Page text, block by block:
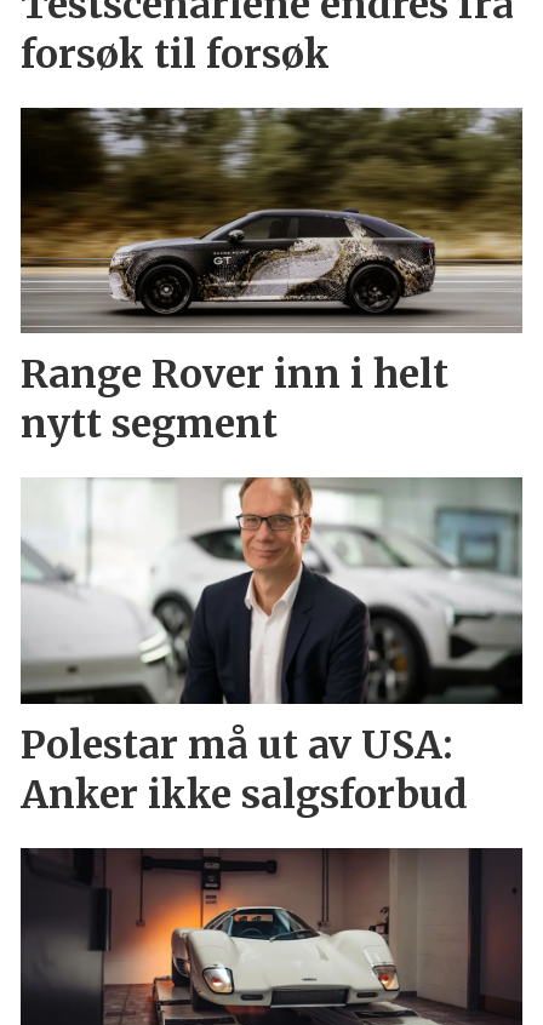
forsøk til forsøk
Range Rover inn i helt
nytt segment
Polestar må ut av USA:
Anker ikke salgsforbud